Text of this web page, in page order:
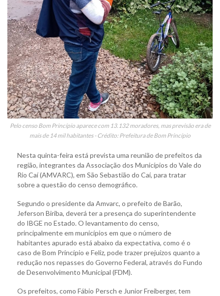
Pelo censo Bom Princípio aparece com 13.132 moradores, mas previsão era de
mais de 14 mil habitantes - Crédito: Prefeitura de Bom Princípio
Nesta quinta-feira está prevista uma reunião de prefeitos da
região, integrantes da Associação dos Municípios do Vale do
Rio Caí (AMVARC), em São Sebastião do Caí, para tratar
sobre a questão do censo demográfico.
Segundo o presidente da Amvarc, o prefeito de Barão,
Jeferson Biriba, deverá ter a presença do superintendente
do IBGE no Estado. O levantamento do censo,
principalmente em municípios em que o número de
habitantes apurado está abaixo da expectativa, como é o
caso de Bom Princípio e Feliz, pode trazer prejuízos quanto a
redução nos repasses do Governo Federal, através do Fundo
de Desenvolvimento Municipal (FDM).
Os prefeitos, como Fábio Persch e Junior Freiberger, tem